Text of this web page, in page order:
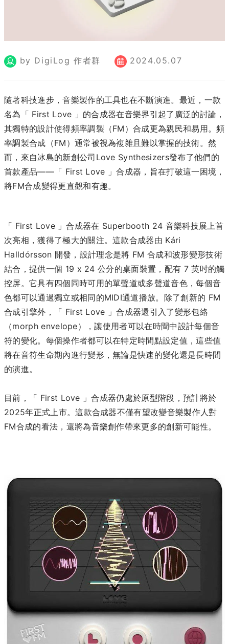
by DigiLog 作者群 2024.05.07
隨著科技進步，音樂製作的工具也在不斷演進。最近，一款
名為「 First Love 」的合成器在音樂界引起了廣泛的討論，
其獨特的設計使得頻率調製（FM）合成更為親民和易用。頻
率調製合成（FM）通常被視為複雜且難以掌握的技術。然
而，來自冰島的新創公司Love Synthesizers發布了他們的
首款產品——「 First Love 」合成器，旨在打破這一困境，
將FM合成變得更直觀和有趣。
「 First Love 」合成器在 Superbooth 24 音樂科技展上首
次亮相，獲得了極大的關注。這款合成器由 Kári
Halldórsson 開發，設計理念是將 FM 合成和波形變形技術
結合，提供一個 19 x 24 公分的桌面裝置，配有 7 英吋的觸
控屏。它具有四個同時可用的單聲道或多聲道音色，每個音
色都可以通過獨立或相同的MIDI通道播放。除了創新的 FM
合成引擎外，「 First Love 」合成器還引入了變形包絡
（morph envelope），讓使用者可以在時間中設計每個音
符的變化。每個操作者都可以在特定時間點設定值，這些值
將在音符生命期內進行變形，無論是快速的變化還是長時間
的演進。
目前，「 First Love 」合成器仍處於原型階段，預計將於
2025年正式上市。這款合成器不僅有望改變音樂製作人對
FM合成的看法，還將為音樂創作帶來更多的創新可能性。